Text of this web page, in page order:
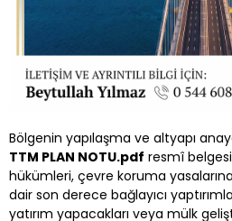
Bölgenin yapılaşma ve altyapı
TTM PLAN NOTU.pdf resmî
hükümleri, çevre koruma
dair son derece bağlayıcı
yatırım yapacakları veya mülk